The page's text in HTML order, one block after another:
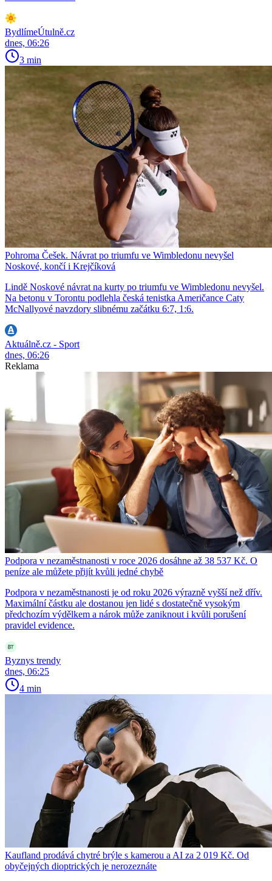
BydlímeÚtulně.cz
dnes, 06:26
3 min
Pohroma Češek. Návrat po triumfu ve Wimbledonu nevyšel
Noskové, končí i Krejčíková
Lindě Noskové návrat na kurty po triumfu ve Wimbledonu nevyšel.
Na betonu v Torontu podlehla česká tenistka Američance Caty
McNallyové navzdory slibnému začátku 6:7, 1:6.
Aktuálně.cz - Sport
dnes, 06:26
Reklama
Podpora v nezaměstnanosti v roce 2026 dosáhne až 38 537 Kč. O
peníze ale můžete přijít kvůli jedné chybě
Podpora v nezaměstnanosti je od roku 2026 výrazně vyšší než dřív.
Maximální částku ale dostanou jen lidé s dostatečně vysokým
předchozím výdělkem a nárok může zaniknout i kvůli porušení
pravidel evidence.
Byznys trendy
dnes, 06:25
4 min
Kaufland prodává chytré brýle s kamerou a AI za 2 019 Kč. Od
obyčejných dioptrických je nerozeznáte